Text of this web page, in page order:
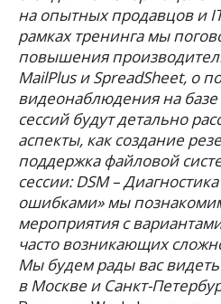
на опытных продавцов и
рамках тренинга мы
повышения
MailPlus и SpreadSheet, о
видеонаблюдения на базе
сессий будут детально
аспекты, как создание
поддержка файловой
сессии: DSM –
ошибками» мы
мероприятия с
часто возникающих
Мы будем рады вас
в Москве и Санкт-